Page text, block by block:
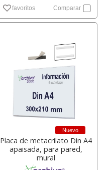
favoritos Comparar
Nuevo
Placa de metacrilato Din A4
apaisada, para pared,
mural